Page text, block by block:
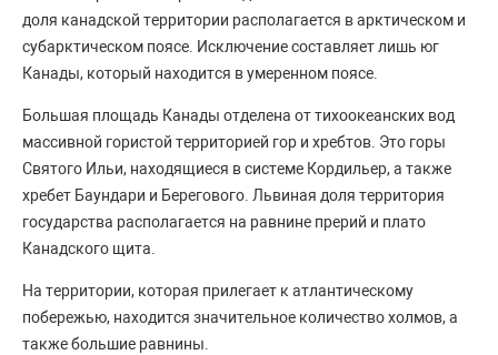
доля канадской территории располагается в арктическом и
субарктическом поясе. Исключение составляет лишь юг
Канады, который находится в умеренном поясе.
Большая площадь Канады отделена от тихоокеанских вод
массивной гористой территорией гор и хребтов. Это горы
Святого Ильи, находящиеся в системе Кордильер, а также
хребет Баундари и Берегового. Львиная доля территория
государства располагается на равнине прерий и плато
Канадского щита.
На территории, которая прилегает к атлантическому
побережью, находится значительное количество холмов, а
также большие равнины.